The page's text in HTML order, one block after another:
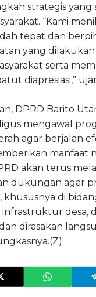
strategis yang
“Kami
tepat dan
yang
serta
diapresiasi,”
DPRD Barito
mengawal
agar berjalan
manfaat
akan terus
dukungan agar
di
infrastruktur desa,
dirasakan